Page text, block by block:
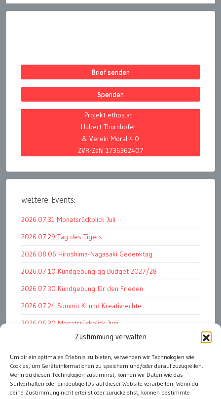
Zustimmung verwalten
Um dir ein optimales Erlebnis zu bieten, verwenden wir Technologien wie
Cookies, um Geräteinformationen zu speichern und/oder darauf zuzugreifen.
Wenn du diesen Technologien zustimmst, können wir Daten wie das
Surfverhalten oder eindeutige IDs auf dieser Website verarbeiten. Wenn du
deine Zustimmung nicht erteilst oder zurückziehst, können bestimmte
Brief senden
Spenden
Projekt ethos.at
Hubert Thurnhofer
& Verein Moral 4.0
ZVR-Zahl 1736362407
weitere Events:
2026.07.31 Monatsrückblick Juli
2026.07.29 Tag des Tigers
2026.08.06 Hiroshima-Nagasaki Gedenktag
2026.07.10 Kundgebung gg Budget 2027/28
2026.07.30 Kundgebung für den Frieden
2026.07.24 Summit KI und Kreativrechte
2026.06.30 Monatsrückblick Juni
2026.07.11 Worauf es letztlich ankommt
2026.07.01 Markenwert Studie 2026
2026.07.07 Open Space im Weltmuseum